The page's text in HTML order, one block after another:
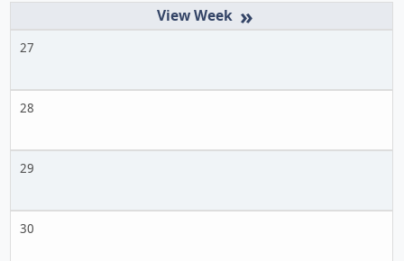
»
27
28
29
30